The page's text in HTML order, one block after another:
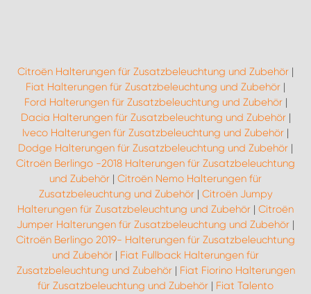
Citroën Halterungen für Zusatzbeleuchtung und Zubehör |
Fiat Halterungen für Zusatzbeleuchtung und Zubehör |
Ford Halterungen für Zusatzbeleuchtung und Zubehör|
Dacia Halterungen für Zusatzbeleuchtung und Zubehör|
Iveco Halterungen für Zusatzbeleuchtung und Zubehör |
Dodge Halterungen für Zusatzbeleuchtung und Zubehör |
Citroën Berlingo -2018 Halterungen für Zusatzbeleuchtung
und Zubehör | Citroën Nemo Halterungen für
Zusatzbeleuchtung und Zubehör| Citroën Jumpy
Halterungen für Zusatzbeleuchtung und Zubehör | Citroën
Jumper Halterungen für Zusatzbeleuchtung und Zubehör |
Citroën Berlingo 2019- Halterungen für Zusatzbeleuchtung
und Zubehör | Fiat Fullback Halterungen für
Zusatzbeleuchtung und Zubehör| Fiat Fiorino Halterungen
für Zusatzbeleuchtung und Zubehör | Fiat Talento